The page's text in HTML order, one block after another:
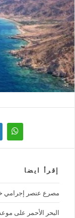
إقرأ ايضا
مصرع عنصر إجرامي
البحر الأحمر على